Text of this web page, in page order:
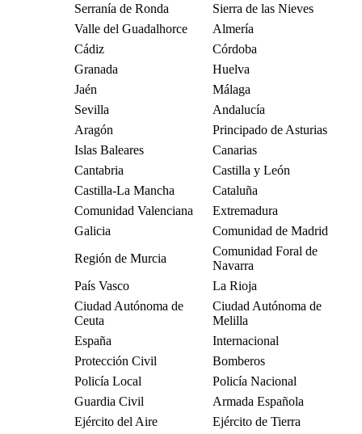
Serranía de Ronda
Sierra de las Nieves
Valle del Guadalhorce
Almería
Cádiz
Córdoba
Granada
Huelva
Jaén
Málaga
Sevilla
Andalucía
Aragón
Principado de Asturias
Islas Baleares
Canarias
Cantabria
Castilla y León
Castilla-La Mancha
Cataluña
Comunidad Valenciana
Extremadura
Galicia
Comunidad de Madrid
Región de Murcia
Comunidad Foral de
Navarra
País Vasco
La Rioja
Ciudad Autónoma de
Ceuta
Ciudad Autónoma de
Melilla
España
Internacional
Protección Civil
Bomberos
Policía Local
Policía Nacional
Guardia Civil
Armada Española
Ejército del Aire
Ejército de Tierra